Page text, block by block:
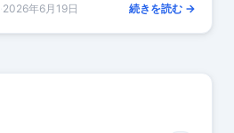
2026年6月19日 続きを読む →